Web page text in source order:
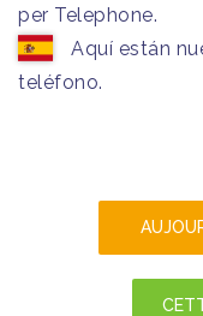
per Telephone.
Aquí están
teléfono.